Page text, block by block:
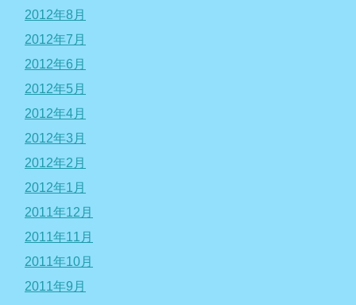
2012年8月
2012年7月
2012年6月
2012年5月
2012年4月
2012年3月
2012年2月
2012年1月
2011年12月
2011年11月
2011年10月
2011年9月